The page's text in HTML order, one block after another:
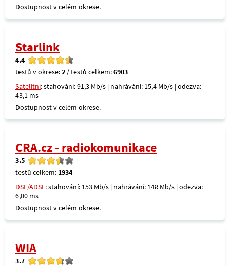
Dostupnost v celém okrese.
Starlink
4.4
testů v okrese:2 / testů celkem:6903
Satelitní: stahování: 91,3 Mb/s | nahrávání: 15,4 Mb/s | odezva:
43,1 ms
Dostupnost v celém okrese.
CRA.cz - radiokomunikace
3.5
testů celkem: 1934
DSL/ADSL: stahování: 153 Mb/s | nahrávání: 148 Mb/s | odezva:
6,00 ms
Dostupnost v celém okrese.
WIA
3.7